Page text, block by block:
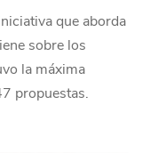
que aborda
sobre los
la máxima
propuestas.